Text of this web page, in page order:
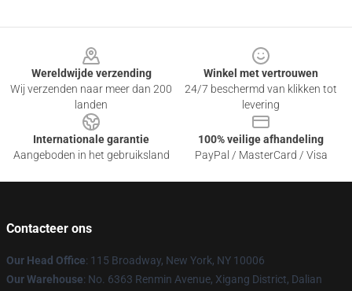
Wereldwijde verzending
Wij verzenden naar meer dan 200
landen
Winkel met vertrouwen
24/7 beschermd van klikken tot
levering
Internationale garantie
Aangeboden in het gebruiksland
100% veilige afhandeling
PayPal / MasterCard / Visa
Contacteer ons
Our Head Office: 115 Broadway, New York, NY 10006
Our Warehouse: No. 6363 Renmin Avenue, Xigang District, Dalian